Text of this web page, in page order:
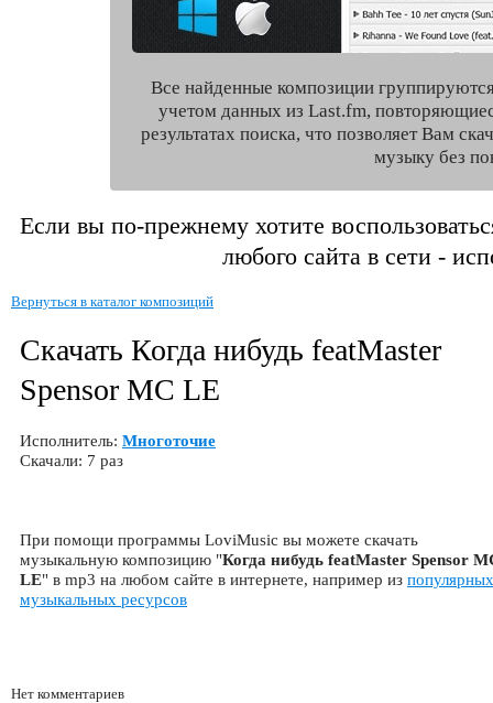
Все найденные композиции
учетом данных из Last.fm,
результатах поиска, что позволяет Вам
музыку без
Если вы по-прежнему хотите
любого сайта в сети -
Вернуться в каталог композиций
Скачать Когда нибудь featMaster
Spensor MC LE
Исполнитель: Многоточие
Скачали: 7 раз
При помощи программы LoviMusic вы можете скачать
музыкальную композицию "Когда нибудь featMaster Spensor
LE" в mp3 на любом сайте в интернете, например из популярных
музыкальных ресурсов
Нет комментариев